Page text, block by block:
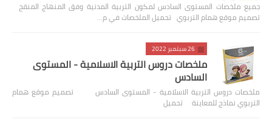
جميع ملخصات المستوى السادس لمكون التربية المدنية وفق المنهاج المنقح
تصميم موقع همام التربوي تحميل الملخصات في م…
26 سبتمبر 2022
ملخصات دروس التربية الاسلامية - المستوى
السادس
ملخصات دروس التربية الاسلامية - المستوى السادس تصميم موقع همام
التربوي نماذج للمعاينة تحميل